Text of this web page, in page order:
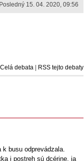
Posledný 15. 04. 2020, 09:56
Celá debata | RSS tejto debaty
busu odprevádzala.
i postreh sú dcérine, ja